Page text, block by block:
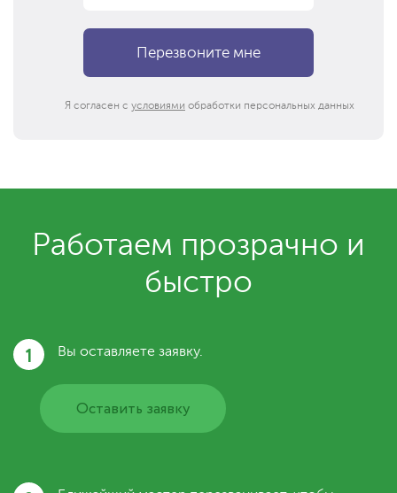
Я согласен с условиями обработки персональных данных
Работаем прозрачно и
быстро
1 Вы оставляете заявку.
Оставить заявку